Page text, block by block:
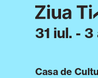
31 iul. -
Casa de